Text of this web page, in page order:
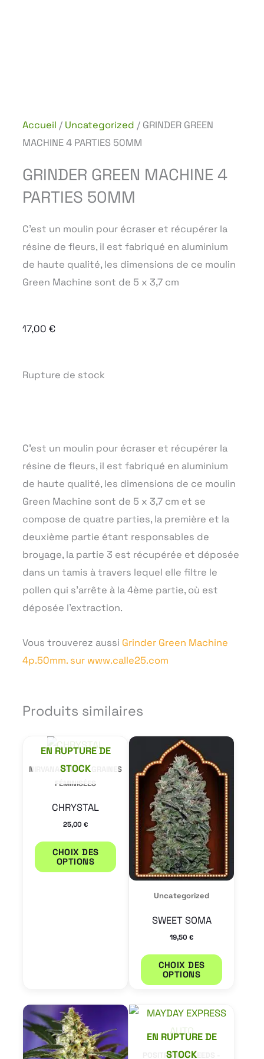
Accueil / Uncategorized / GRINDER GREEN
MACHINE 4 PARTIES 50MM
GRINDER GREEN MACHINE 4
PARTIES 50MM
C’est un moulin pour écraser et récupérer la
résine de fleurs, il est fabriqué en aluminium
de haute qualité, les dimensions de ce moulin
Green Machine sont de 5 x 3,7 cm
17,00 €
Rupture de stock
C’est un moulin pour écraser et récupérer la
résine de fleurs, il est fabriqué en aluminium
de haute qualité, les dimensions de ce moulin
Green Machine sont de 5 x 3,7 cm et se
compose de quatre parties, la première et la
deuxième partie étant responsables de
broyage, la partie 3 est récupérée et déposée
dans un tamis à travers lequel elle filtre le
pollen qui s’arrête à la 4ème partie, où est
déposée l’extraction.
Vous trouverez aussi Grinder Green Machine
4p.50mm. sur www.calle25.com
Produits similaires
NIRVANA SEEDS - GRAINES
FÉMINISÉES
EN RUPTURE DE
STOCK
CHRYSTAL
25,00€
CHOIX DES
OPTIONS
produit
plusieurs
variations.
options
peuvent
Uncategorized
SWEET SOMA
19,50 €
CHOIX DES
OPTIONS
Ce
a
Les
options
peuvent
du
Ce
produit
a
POSITRONICS SEEDS -
EN RUPTURE DE
STOCK
Ce